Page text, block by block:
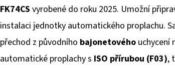
je
0,0
z
5
FK74CS vyrobené do roku 2025. Umožní
instalaci jednotky automatického proplachu.
přechod z původního bajonetového uchycení
automatické proplachy s ISO přírubou (F03),